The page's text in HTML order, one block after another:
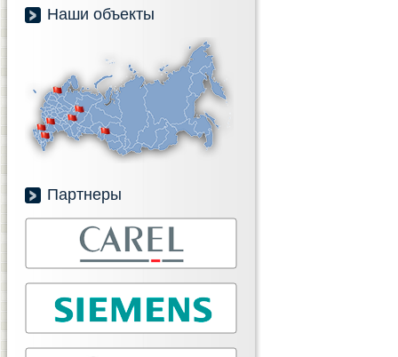
Наши объекты
Партнеры